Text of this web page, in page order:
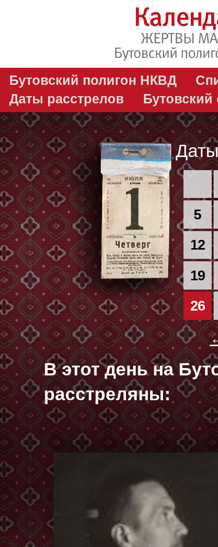
Бутовский полигон НКВД
Даты расстрелов
Бутовский
ИЮЛЯ
5
12
19
26
В этот день на
расстреляны: